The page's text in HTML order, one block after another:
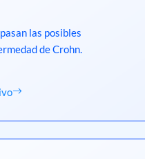
las posibles
de Crohn.